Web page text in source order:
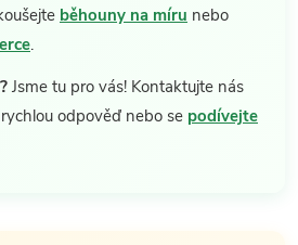
běhouny na míru nebo
.
Jsme tu pro vás! Kontaktujte nás
odpověď nebo se podívejte